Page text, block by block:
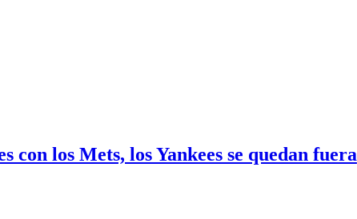
los Mets, los Yankees se quedan fuera